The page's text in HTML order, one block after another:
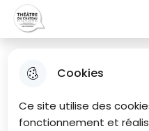
Cookies
Ce site utilise des
fonctionnement et
Aller
au
menu
cookies